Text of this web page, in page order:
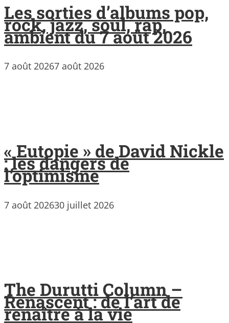
Les sorties d’albums pop,
rock, jazz, soul, rap,
ambient du 7 août 2026
7 août 20267 août 2026
« Eutopie » de David Nickle
: les dangers de
l’optimisme
7 août 202630 juillet 2026
The Durutti Column –
Renascent : de l’art de
renaître à la vie